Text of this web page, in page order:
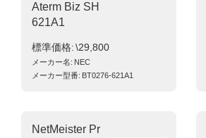
Aterm Biz SH
621A1
標準価格 \29,800
メーカー名 NEC
メーカー型番 BT0276-621A1
NetMeister Pr